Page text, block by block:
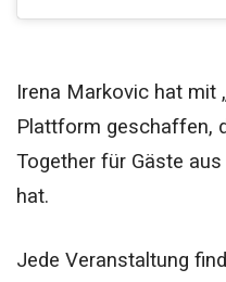
Irena Markovic hat mit
Plattform geschaffen,
Together für Gäste
hat.
Jede Veranstaltung